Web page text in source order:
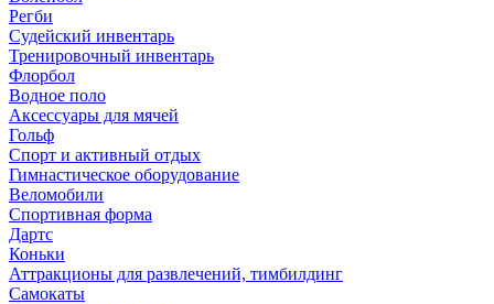
Регби
Судейский инвентарь
Тренировочный инвентарь
Флорбол
Водное поло
Аксессуары для мячей
Гольф
Спорт и активный отдых
Гимнастическое оборудование
Веломобили
Спортивная форма
Дартс
Коньки
Аттракционы для развлечений, тимбилдинг
Самокаты